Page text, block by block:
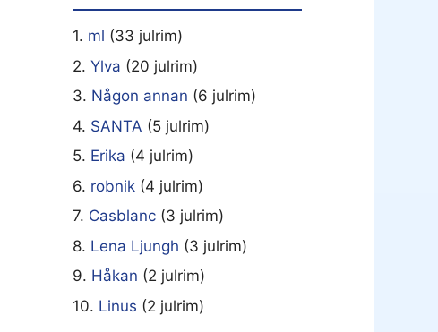
1. ml (33 julrim)
2. Ylva (20 julrim)
3. Någon annan (6 julrim)
4. SANTA (5 julrim)
5. Erika (4 julrim)
6. robnik (4 julrim)
7. Casblanc (3 julrim)
8. Lena Ljungh (3 julrim)
9. Håkan (2 julrim)
10. Linus (2 julrim)